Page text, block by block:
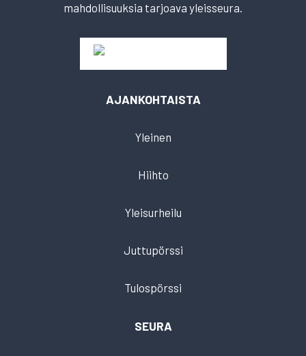
mahdollisuuksia tarjoava yleisseura.
AJANKOHTAISTA
Yleinen
Hiihto
Yleisurheilu
Juttupörssi
Tulospörssi
SEURA